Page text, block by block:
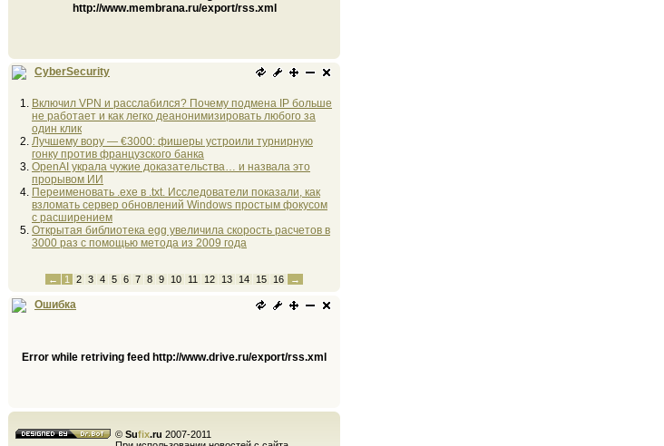
http://www.membrana.ru/export/rss.xml
CyberSecurity
Включил VPN и расслабился? Почему подмена IP больше
не работает и как легко деанонимизировать любого за
один клик
Лучшему вору — €3000: фишеры устроили турнирную
гонку против французского банка
OpenAI украла чужие доказательства… и назвала это
прорывом ИИ
Переименовать .exe в .txt. Исследователи показали, как
взломать сервер обновлений Windows простым фокусом
с расширением
Открытая библиотека egg увеличила скорость расчетов в
3000 раз с помощью метода из 2009 года
← 1 2 3 4 5 6 7 8 9 10 11 12 13 14 15 16 →
Ошибка
Error while retriving feed http://www.drive.ru/export/rss.xml
© Sufix.ru 2007-2011